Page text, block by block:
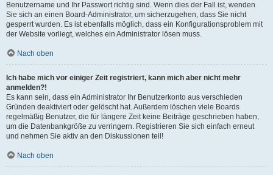
Benutzername und Ihr Passwort richtig sind. Wenn dies der Fall ist, wenden
Sie sich an einen Board-Administrator, um sicherzugehen, dass Sie nicht
gesperrt wurden. Es ist ebenfalls möglich, dass ein Konfigurationsproblem mit
der Website vorliegt, welches ein Administrator lösen muss.
Nach oben
Ich habe mich vor einiger Zeit registriert, kann mich aber nicht mehr
anmelden?!
Es kann sein, dass ein Administrator Ihr Benutzerkonto aus verschieden
Gründen deaktiviert oder gelöscht hat. Außerdem löschen viele Boards
regelmäßig Benutzer, die für längere Zeit keine Beiträge geschrieben haben,
um die Datenbankgröße zu verringern. Registrieren Sie sich einfach erneut
und nehmen Sie aktiv an den Diskussionen teil!
Nach oben